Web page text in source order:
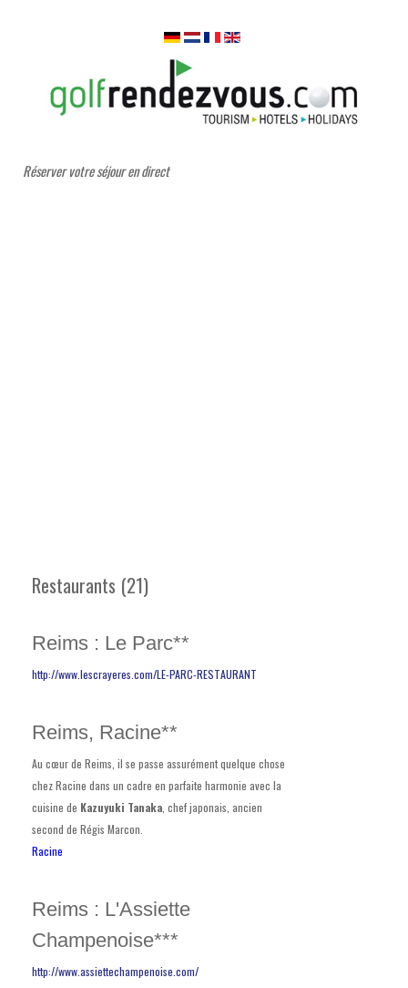
Réserver votre séjour en direct
Restaurants (21)
Reims : Le Parc**
http://www.lescrayeres.com/LE-PARC-RESTAURANT
Reims, Racine**
Au cœur de Reims, il se passe assurément quelque chose
chez Racine dans un cadre en parfaite harmonie avec la
cuisine de Kazuyuki Tanaka , chef japonais, ancien
second de Régis Marcon.
Racine
Reims : L'Assiette
Champenoise***
http://www.assiettechampenoise.com/